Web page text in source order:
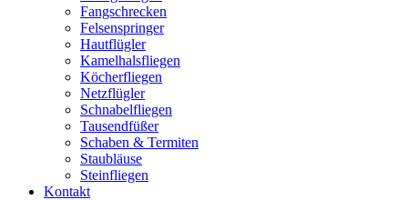
Fangschrecken
Felsenspringer
Hautflügler
Kamelhalsfliegen
Köcherfliegen
Netzflügler
Schnabelfliegen
Tausendfüßer
Schaben & Termiten
Staubläuse
Steinfliegen
Kontakt